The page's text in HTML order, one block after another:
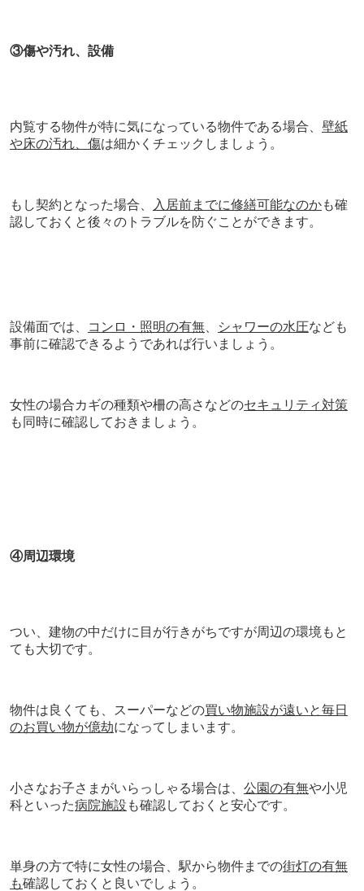
③傷や汚れ、設備
内覧する物件が特に気になっている物件である場合、 壁紙
や床の汚れ、傷は細かくチェックしましょう。
もし契約となった場合、 入居前までに修繕可能なのかも確
認しておくと後々のトラブルを防ぐことができます。
設備面では、 コンロ・照明の有無、 シャワーの水圧なども
事前に確認できるようであれば行いましょう。
女性の場合カギの種類や柵の高さなどのセキュリティ対策
も同時に確認しておきましょう。
④周辺環境
つい、建物の中だけに目が行きがちですが周辺の環境もと
ても大切です。
物件は良くても、スーパーなどの買い物施設が遠いと毎日
のお買い物が億劫になってしまいます。
小さなお子さまがいらっしゃる場合は、 公園の有無や小児
科といった病院施設 も確認しておくと安心です。
単身の方で特に女性の場合、駅から物件までの街灯の有無
も確認しておくと良いでしょう。